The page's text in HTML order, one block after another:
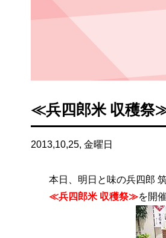
≪兵四郎米 収穫祭
2013,10,25, 金曜日
本日、明日と味の兵四郎
≪兵四郎米 収穫祭≫を開